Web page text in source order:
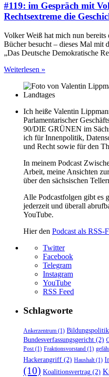
#119: im Gespräch mit
Rechtsextreme die
Volker Weiß hat mich nun
Bücher besucht – dieses Mal mit
„Das Deutsche Demokratische
Weiterlesen »
Ich heiße Valentin
Parlamentarischer
90/DIE GRÜNEN im
ich für Innenpolitik,
und Recht sowie für den
In meinem Podcast
Arbeit, meine Ansichten
über den sächsischen
Alle Podcastfolgen gibt es
jederzeit und überall
YouTube.
Hier den Podcast als RSS-
Twitter
Facebook
Telegram
Instagram
YouTube
RSS Feed
Schlagworte
Ankerzentrum (1) Bildungspolitik
Bundesverfassungsgericht (2)
Post(1) Fraktionsvorstand (1)
Hackerangriff (2) Haushalt(1)
(10) Koalitionsvertrag (2)